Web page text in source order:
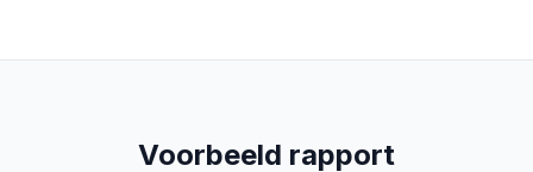
Voorbeeld rapport